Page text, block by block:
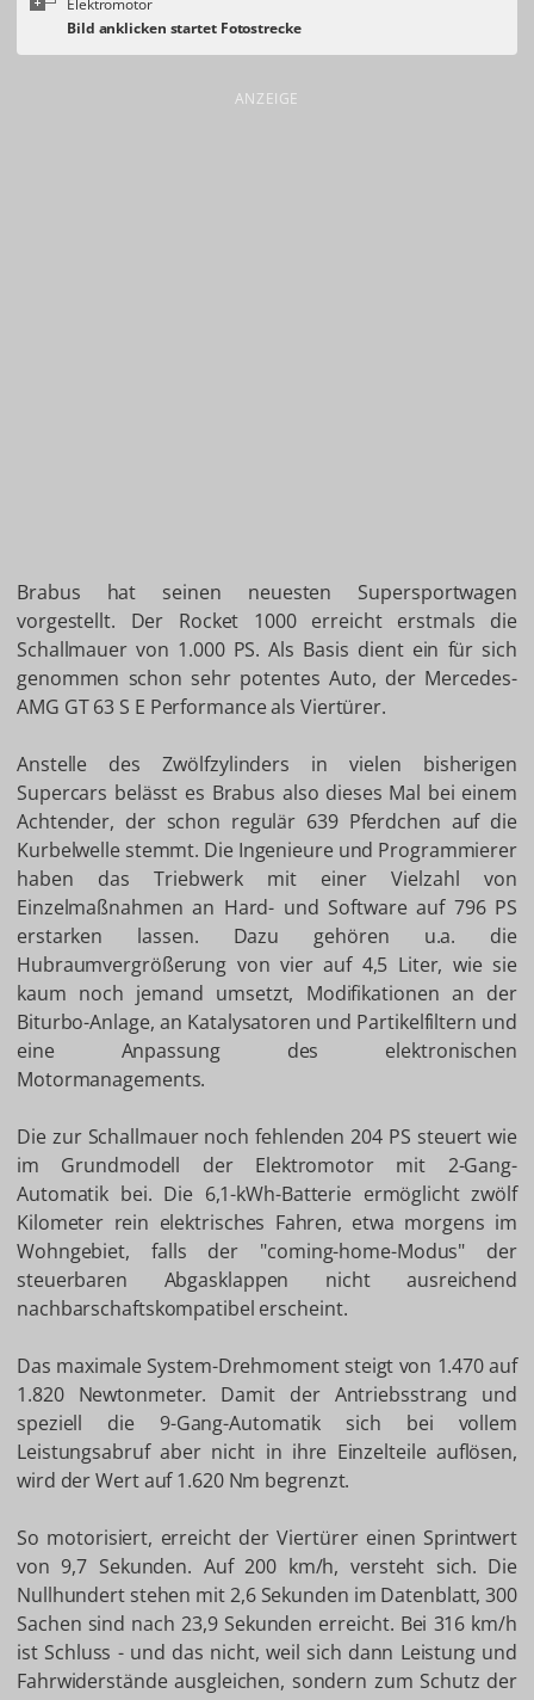
Elektromotor
ANZEIGE
Brabus hat seinen neuesten Supersportwagen
vorgestellt. Der Rocket 1000 erreicht erstmals die
Schallmauer von 1.000 PS. Als Basis dient ein für sich
genommen schon sehr potentes Auto, der Mercedes-
AMG GT 63 S E Performance als Viertürer.
Anstelle des Zwölfzylinders in vielen bisherigen
Supercars belässt es Brabus also dieses Mal bei einem
Achtender, der schon regulär 639 Pferdchen auf die
Kurbelwelle stemmt. Die Ingenieure und Programmierer
haben das Triebwerk mit einer Vielzahl von
Einzelmaßnahmen an Hard- und Software auf 796 PS
erstarken lassen. Dazu gehören u.a. die
Hubraumvergrößerung von vier auf 4,5 Liter, wie sie
kaum noch jemand umsetzt, Modifikationen an der
Biturbo-Anlage, an Katalysatoren und Partikelfiltern und
eine Anpassung des elektronischen
Motormanagements.
Die zur Schallmauer noch fehlenden 204 PS steuert wie
im Grundmodell der Elektromotor mit 2-Gang-
Automatik bei. Die 6,1-kWh-Batterie ermöglicht zwölf
Kilometer rein elektrisches Fahren, etwa morgens im
Wohngebiet, falls der "coming-home-Modus" der
steuerbaren Abgasklappen nicht ausreichend
nachbarschaftskompatibel erscheint.
Das maximale System-Drehmoment steigt von 1.470 auf
1.820 Newtonmeter. Damit der Antriebsstrang und
speziell die 9-Gang-Automatik sich bei vollem
Leistungsabruf aber nicht in ihre Einzelteile auflösen,
wird der Wert auf 1.620 Nm begrenzt.
So motorisiert, erreicht der Viertürer einen Sprintwert
von 9,7 Sekunden. Auf 200 km/h, versteht sich. Die
Nullhundert stehen mit 2,6 Sekunden im Datenblatt, 300
Sachen sind nach 23,9 Sekunden erreicht. Bei 316 km/h
ist Schluss - und das nicht, weil sich dann Leistung und
Fahrwiderstände ausgleichen, sondern zum Schutz der